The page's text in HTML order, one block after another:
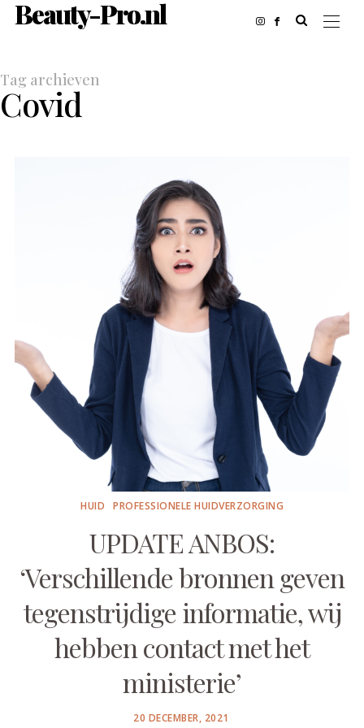
Beauty-Pro.nl
Tag archieven
Covid
HUID PROFESSIONELE HUIDVERZORGING
UPDATE ANBOS:
‘Verschillende bronnen geven
tegenstrijdige informatie, wij
hebben contact met het
ministerie’
POSTED
20 DECEMBER, 2021